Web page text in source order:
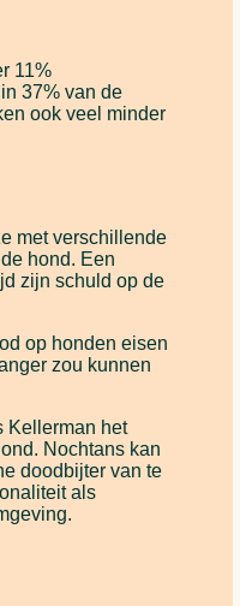
11%
37% van de
ook veel minder
met verschillende
hond. Een
zijn schuld op de
op honden eisen
zou kunnen
Kellerman het
Nochtans kan
doodbijter van te
als